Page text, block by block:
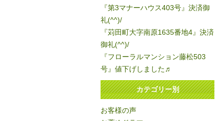
『第3マナーハウス403号』決済御
礼(^^)/
『苅田町大字南原1635番地4』決済
御礼(^^)/
『フローラルマンション藤松503
号』値下げしました♬
カテゴリー別
お客様の声